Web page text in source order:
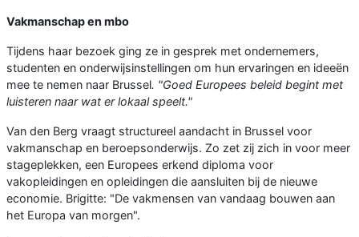
Vakmanschap en mbo
Tijdens haar bezoek ging ze in gesprek met ondernemers,
studenten en onderwijsinstellingen om hun ervaringen en ideeën
mee te nemen naar Brussel. "Goed Europees beleid begint met
luisteren naar wat er lokaal speelt."
Van den Berg vraagt structureel aandacht in Brussel voor
vakmanschap en beroepsonderwijs. Zo zet zij zich in voor meer
stageplekken, een Europees erkend diploma voor
vakopleidingen en opleidingen die aansluiten bij de nieuwe
economie. Brigitte: "De vakmensen van vandaag bouwen aan
het Europa van morgen".